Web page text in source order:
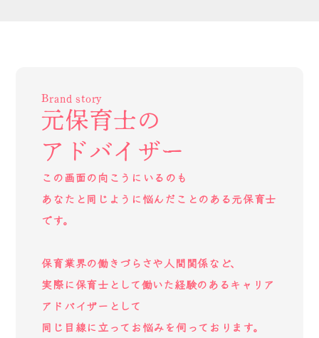
Brand story
元保育士の
アドバイザー
この画面の向こうにいるのも
あなたと同じように悩んだことのある元保育士
です。
保育業界の働きづらさや人間関係など、
実際に保育士として働いた経験のあるキャリア
アドバイザーとして
同じ目線に立ってお悩みを伺っております。